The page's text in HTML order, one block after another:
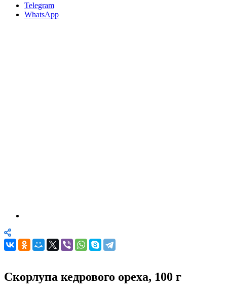
Telegram
WhatsApp
Скорлупа кедрового ореха, 100 г